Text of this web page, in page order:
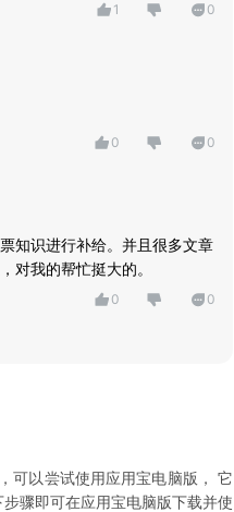
1 0
0 0
知识进行补给。并且很多文章
对我的帮忙挺大的。
0 0
，可以尝试使用应用宝电脑版， 它
骤即可在应用宝电脑版下载并使